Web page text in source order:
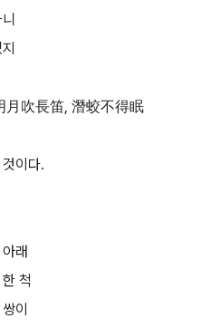
月吹長笛, 潛蛟不得眠
이다.
래
척
이